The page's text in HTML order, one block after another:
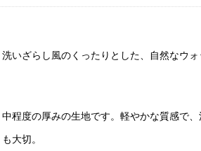
洗いざらし風のくったりとした、自然なウ
中程度の厚みの生地です。軽やかな質感で
も大切。